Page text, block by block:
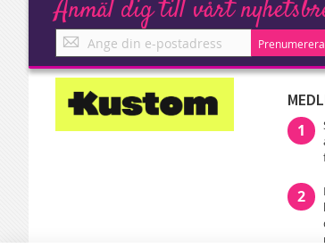
Anmäl dig till vårt
Anmäl
dig
till
vårt
nyhetsbrev!
Prenumerera
1
2